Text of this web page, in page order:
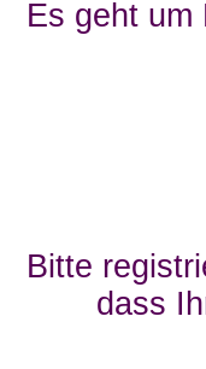
Es geht um
Bitte
dass